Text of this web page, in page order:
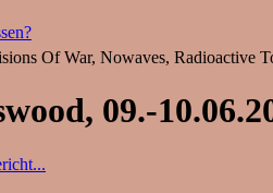
Of War, Nowaves, Radioactive
09.-